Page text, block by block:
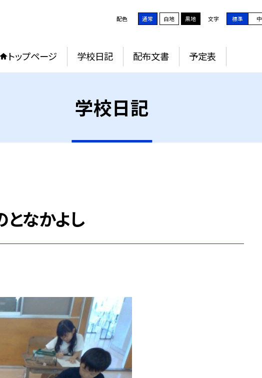
配色 通常 白地 黒地 文字 標準 中
トップページ 学校日記 配布文書 予定表
学校日記
なかよし